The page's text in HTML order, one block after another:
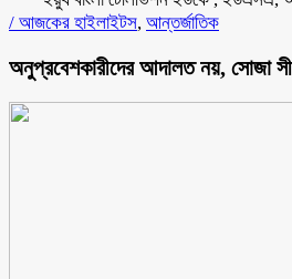
/ আজকের হাইলাইটস, আন্তর্জাতিক
অনুপ্রবেশকারীদের আদালত নয়, সোজা